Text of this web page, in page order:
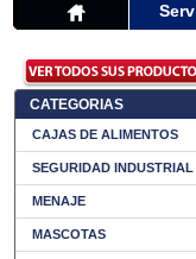
CATEGORIAS
CAJAS DE ALIMENTOS
SEGURIDAD INDUSTRIAL
MENAJE
MASCOTAS